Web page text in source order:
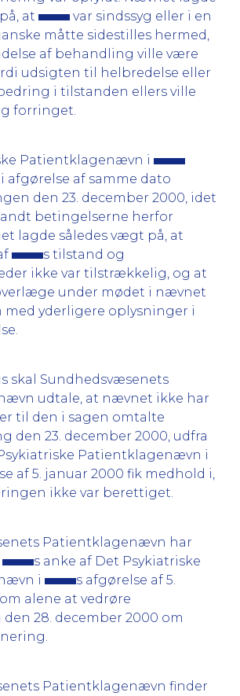
at
var sindssyg eller i en
måtte sidestilles hermed,
af behandling ville være
udsigten til helbredelse eller
i tilstanden ellers ville
forringet.
Patientklagenævn i
afgørelse af samme dato
den 23. december 2000, idet
betingelserne herfor
lagde således vægt på, at
s tilstand og
ikke var tilstrækkelig, og at
under mødet i nævnet
med yderligere oplysninger i
skal Sundhedsvæsenets
udtale, at nævnet ikke har
til den i sagen omtalte
den 23. december 2000, udfra
Patientklagenævn i
af 5. januar 2000 fik medhold i,
ikke var berettiget.
Patientklagenævn har
s anke af Det Psykiatriske
i
s afgørelse af 5.
alene at vedrøre
28. december 2000 om
Patientklagenævn finder